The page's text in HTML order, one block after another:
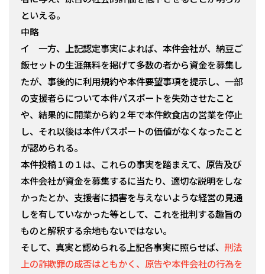
といえる。
中略
イ 一方、上記認定事実によれば、本件会社が、納豆ご
飯セットの生涯無料を掲げて多数の者から資金を募集し
たが、事後的に利用規約や本件要望事項を提示し、一部
の支援者らについて本件パスポートを失効させたこと
や、結果的に開業から約２年で本件飲食店の営業を停止
し、それ以後は本件パスポートの価値がなくなったこと
が認められる。
本件投稿１の１は、これらの事実を踏まえて、原告及び
本件会社が資金を募集するに当たり、適切な説明をしな
かったとか、支援者に損害を与えないような経営の見通
しを有していなかった等として、これを批判する趣旨の
ものと解釈する余地もないではない。
そして、真実と認められる上記各事実に照らせば、 刑法
上の詐欺罪の成否はともかく、原告や本件会社の行為を